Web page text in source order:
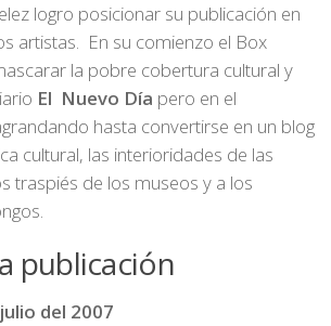
logro posicionar su publicación en
artistas. En su comienzo el Box
la pobre cobertura cultural y
El Nuevo Día pero en el
hasta convertirse en un blog
cultural, las interioridades de las
traspiés de los museos y a los
publicación
julio del 2007